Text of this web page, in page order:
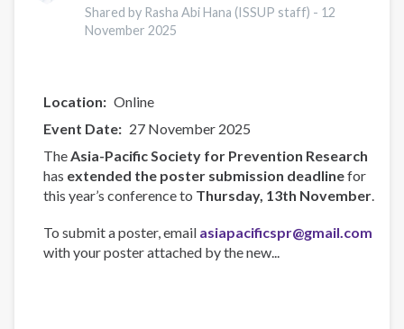
acción
voluntaria
Shared by Rasha Abi Hana (ISSUP staff) - 12
November 2025
Location
Online
Event Date
27 November 2025
The Asia-Pacific Society for Prevention Research
has extended the poster submission deadlinefor
this year’s conference to Thursday, 13th November
To submit a poster, email asiapacificspr@gmail.com
with your poster attached by the new...